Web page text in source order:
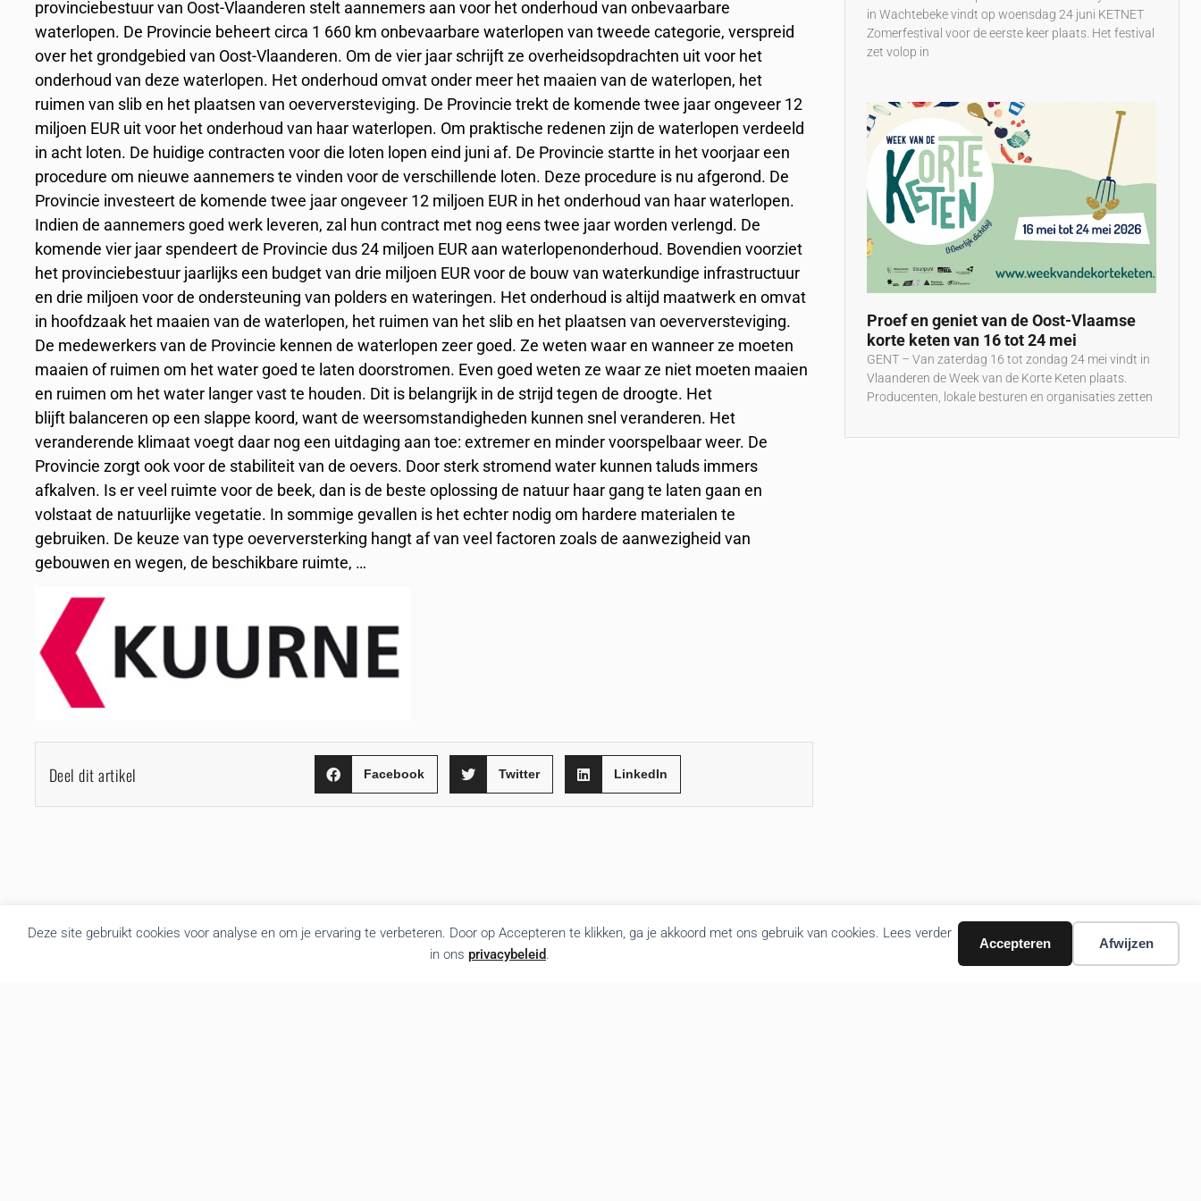
Deze site gebruikt cookies voor analyse en om je ervaring te verbeteren. Door op Accepteren te klikken, ga je akkoord met ons gebruik van cookies. Lees verder
in ons privacybeleid.
Accepteren Afwijzen
provinciebestuur van Oost-Vlaanderen stelt aannemers aan voor het onderhoud van onbevaarbare
waterlopen. De Provincie beheert circa 1 660 km onbevaarbare waterlopen van tweede categorie, verspreid
over het grondgebied van Oost-Vlaanderen. Om de vier jaar schrijft ze overheidsopdrachten uit voor het
onderhoud van deze waterlopen. Het onderhoud omvat onder meer het maaien van de waterlopen, het
ruimen van slib en het plaatsen van oeverversteviging. De Provincie trekt de komende twee jaar ongeveer 12
miljoen EUR uit voor het onderhoud van haar waterlopen. Om praktische redenen zijn de waterlopen verdeeld
in acht loten. De huidige contracten voor die loten lopen eind juni af. De Provincie startte in het voorjaar een
procedure om nieuwe aannemers te vinden voor de verschillende loten. Deze procedure is nu afgerond. De
Provincie investeert de komende twee jaar ongeveer 12 miljoen EUR in het onderhoud van haar waterlopen.
Indien de aannemers goed werk leveren, zal hun contract met nog eens twee jaar worden verlengd. De
komende vier jaar spendeert de Provincie dus 24 miljoen EUR aan waterlopenonderhoud. Bovendien voorziet
het provinciebestuur jaarlijks een budget van drie miljoen EUR voor de bouw van waterkundige infrastructuur
en drie miljoen voor de ondersteuning van polders en wateringen. Het onderhoud is altijd maatwerk en omvat
in hoofdzaak het maaien van de waterlopen, het ruimen van het slib en het plaatsen van oeverversteviging.
De medewerkers van de Provincie kennen de waterlopen zeer goed. Ze weten waar en wanneer ze moeten
maaien of ruimen om het water goed te laten doorstromen. Even goed weten ze waar ze niet moeten maaien
en ruimen om het water langer vast te houden. Dit is belangrijk in de strijd tegen de droogte. Het
blijft balanceren op een slappe koord, want de weersomstandigheden kunnen snel veranderen. Het
veranderende klimaat voegt daar nog een uitdaging aan toe: extremer en minder voorspelbaar weer. De
Provincie zorgt ook voor de stabiliteit van de oevers. Door sterk stromend water kunnen taluds immers
afkalven. Is er veel ruimte voor de beek, dan is de beste oplossing de natuur haar gang te laten gaan en
volstaat de natuurlijke vegetatie. In sommige gevallen is het echter nodig om hardere materialen te
gebruiken. De keuze van type oeverversterking hangt af van veel factoren zoals de aanwezigheid van
gebouwen en wegen, de beschikbare ruimte, …
Deel dit artikel Facebook Twitter LinkedIn
in Wachtebeke vindt op woensdag 24 juni KETNET
Zomerfestival voor de eerste keer plaats. Het festival
zet volop in
Proef en geniet van de Oost-Vlaamse
korte keten van 16 tot 24 mei
GENT – Van zaterdag 16 tot zondag 24 mei vindt in
Vlaanderen de Week van de Korte Keten plaats.
Producenten, lokale besturen en organisaties zetten